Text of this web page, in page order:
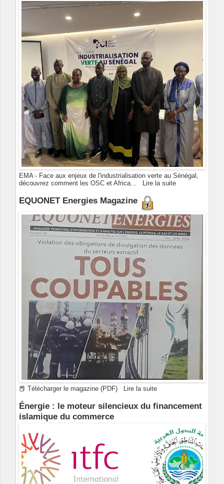
EMA - Face aux enjeux de l'industrialisation verte au Sénégal,
découvrez comment les OSC et Africa...
Lire la suite
EQUONET Energies Magazine
📕 Télécharger le magazine (PDF) Lire la suite
Énergie : le moteur silencieux du financement
islamique du commerce